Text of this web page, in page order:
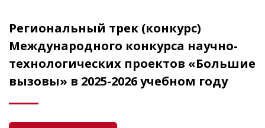
Региональный трек (конкурс)
Международного конкурса научно-
технологических проектов «Большие
вызовы» в 2025-2026 учебном году